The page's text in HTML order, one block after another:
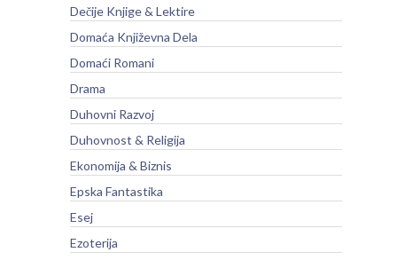
Dečije Knjige & Lektire
Domaća Književna Dela
Domaći Romani
Drama
Duhovni Razvoj
Duhovnost & Religija
Ekonomija & Biznis
Epska Fantastika
Esej
Ezoterija